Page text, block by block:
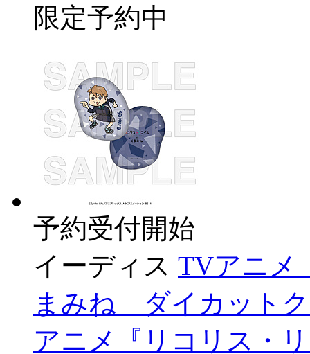
限定予約中
予約受付開始
イーディス TVアニメ
まみね ダイカット
アニメ『リコリス・